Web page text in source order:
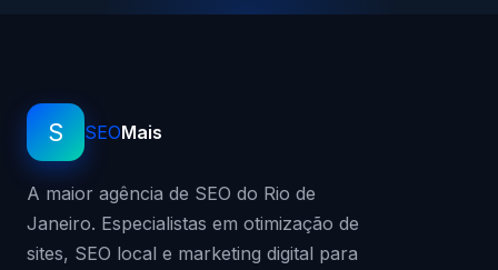
S SEOMais
A maior agência de SEO do Rio de
Janeiro. Especialistas em otimização de
sites, SEO local e marketing digital para